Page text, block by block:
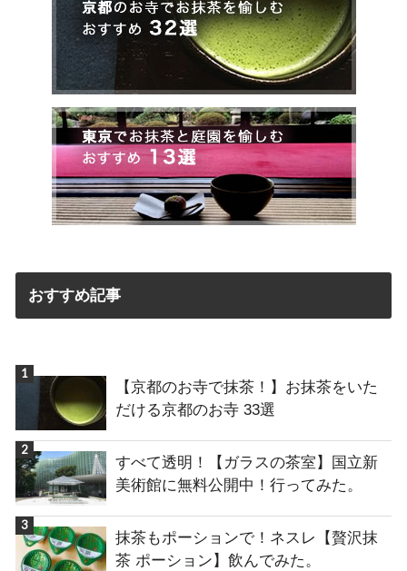
おすすめ記事
【京都のお寺で抹茶！】お抹茶をいた
だける京都のお寺 33選
すべて透明！【ガラスの茶室】国立新
美術館に無料公開中！行ってみた。
抹茶もポーションで！ネスレ【贅沢抹
茶 ポーション】飲んでみた。